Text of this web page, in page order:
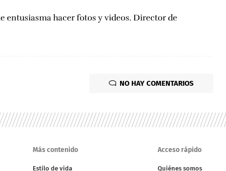
entusiasma hacer fotos y videos. Director de
NO HAY COMENTARIOS
Más contenido
Estilo de vida
Acceso rápido
Quiénes somos